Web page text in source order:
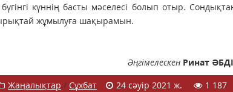
күннің басты мәселесі болып отыр.
жұмылуға шақырамын.
Әңгімелескен Ринат
Жаңалықтар / Сұхбат 24 сәуір 2021 ж. 1 187